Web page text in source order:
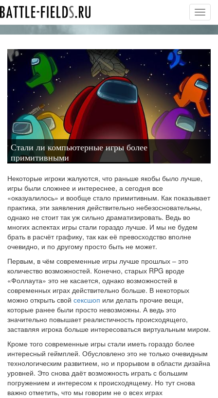
Стали ли компьютерные игры более
примитивными
Некоторые игроки жалуются, что раньше якобы было лучше,
игры были сложнее и интереснее, а сегодня все
«оказуалилось» и вообще стало примитивным. Как показывает
практика, эти заявления действительно небезосновательны,
однако не стоит так уж сильно драматизировать. Ведь во
многих аспектах игры стали гораздо лучше. И мы не будем
брать в расчёт графику, так как её превосходство вполне
очевидно, и по другому просто быть не может.
Первым, в чём современные игры лучше прошлых – это
количество возможностей. Конечно, старых RPG вроде
«Фоллаута» это не касается, однако возможностей в
современных играх действительно больше. В некоторых
можно открыть свой сексшоп или делать прочие вещи,
которые ранее были просто невозможны. А ведь это
значительно повышает реалистичность происходящего,
заставляя игрока больше интересоваться виртуальным миром.
Кроме того современные игры стали иметь гораздо более
интересный геймплей. Обусловлено это не только очевидным
технологическим развитием, но и прорывом в области дизайна
уровней. Это снова даёт возможность играть с большим
погружением и интересом к происходящему. Но тут снова
важно отметить, что мы говорим не о всех играх